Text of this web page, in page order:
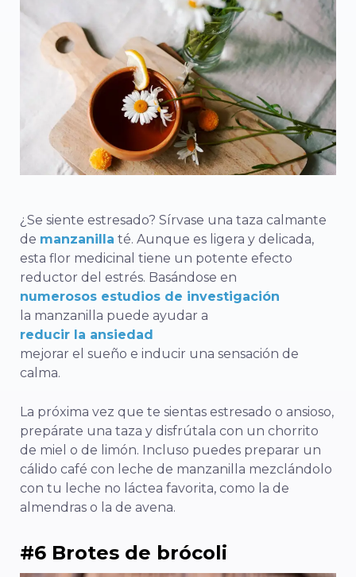
¿Se siente estresado? Sírvase una taza calmante
de manzanilla té. Aunque es ligera y delicada,
esta flor medicinal tiene un potente efecto
reductor del estrés. Basándose en
numerosos estudios de investigación
la manzanilla puede ayudar a
reducir la ansiedad
mejorar el sueño e inducir una sensación de
calma.
La próxima vez que te sientas estresado o ansioso,
prepárate una taza y disfrútala con un chorrito
de miel o de limón. Incluso puedes preparar un
cálido café con leche de manzanilla mezclándolo
con tu leche no láctea favorita, como la de
almendras o la de avena.
#6 Brotes de brócoli